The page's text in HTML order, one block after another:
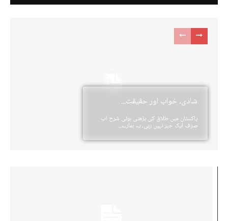
شادی، خواب اور حقیقت...
پاکستان میں طلاق کی بڑھتی ہوئی شرح اب
صرف ایک خبر نہیں رہی، یہ ہمارے...